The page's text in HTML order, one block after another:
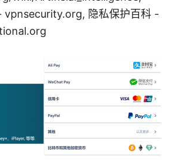
vpnsecurity.org, 隐私保护百科 -